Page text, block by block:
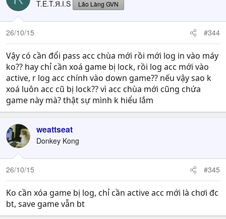
T.E.T.Я.I.S Lão Làng GVN
26/10/15 #344
Vậy có cần đổi pass acc chùa mới rồi mới log in vào máy
ko?? hay chỉ cần xoá game bị lock, rồi log acc mới vào
active, r log acc chính vào down game?? nếu vậy sao k
xoá luôn acc cũ bị lock?? vì acc chùa mới cũng chứa
game này mà? thật sự mình k hiểu lắm
weattseat
Donkey Kong
26/10/15 #345
Ko cần xóa game bị log, chỉ cần active acc mới là chơi đc
bt, save game vẫn bt